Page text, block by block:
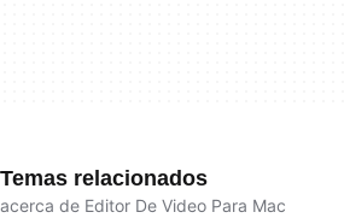
Temas relacionados
acerca de Editor De Video Para Mac